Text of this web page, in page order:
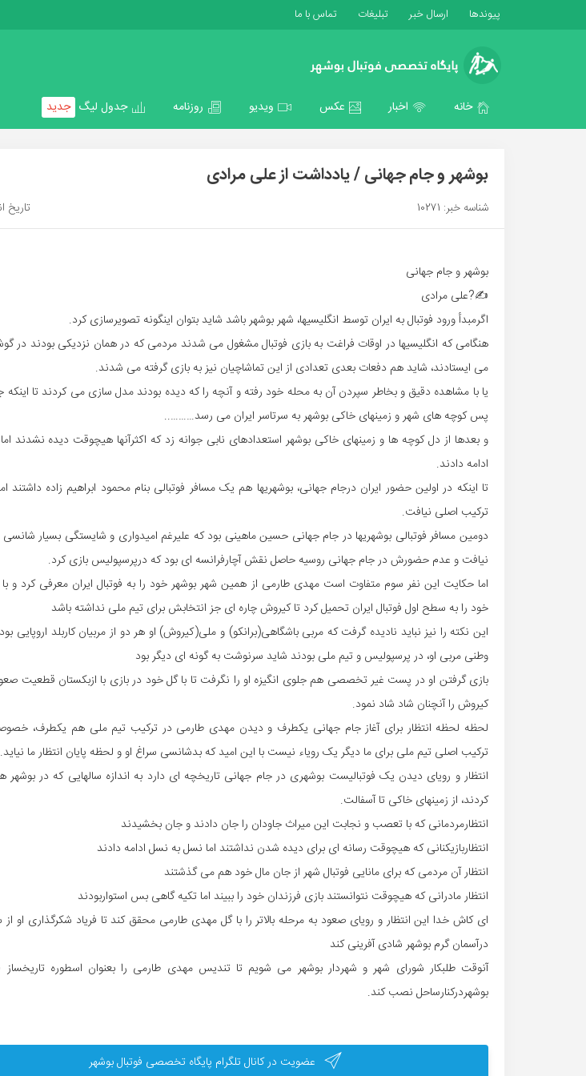
پیوندها ارسال خبر تبلیغات تماس با ما
خانه اخبار عکس ویدیو روزنامه جدول لیگ جدید
بوشهر و جام جهانی / یادداشت از علی مرادی
شناسه خبر: 10271 تاریخ
بوشهر و جام جهانی
✍?علی مرادی
اگرمبدأ ورود فوتبال به ایران توسط انگلیسیها، شهر بوشهر باشد شاید بتوان اینگونه تصویرسازی کرد.
هنگامی که انگلیسیها در اوقات فراغت به بازی فوتبال مشغول می شدند مردمی که در همان نزدیکی بودند در
می ایستادند، شاید هم دفعات بعدی تعدادی از این تماشاچیان نیز به بازی گرفته می شدند.
یا با مشاهده دقیق و بخاطر سپردن آن به محله خود رفته و آنچه را که دیده بودند مدل سازی می کردند تا اینکه
پس کوچه های شهر و زمینهای خاکی بوشهر به سرتاسر ایران می رسد………..
و بعدها از دل کوچه ها و زمینهای خاکی بوشهر استعدادهای نابی جوانه زد که اکثرآنها هیچوقت دیده نشدند
ادامه دادند.
تا اینکه در اولین حضور ایران درجام جهانی، بوشهریها هم یک مسافر فوتبالی بنام محمود ابراهیم زاده داشتند
ترکیب اصلی نیافت.
دومین مسافر فوتبالی بوشهریها در جام جهانی حسین ماهینی بود که علیرغم امیدواری و شایستگی بسیار شانسی
نیافت و عدم حضورش در جام جهانی روسیه حاصل نقش آچارفرانسه ای بود که درپرسپولیس بازی کرد.
اما حکایت این نفر سوم متفاوت است مهدی طارمی از همین شهر بوشهر خود را به فوتبال ایران معرفی کرد و
خود را به سطح اول فوتبال ایران تحمیل کرد تا کیروش چاره ای جز انتخابش برای تیم ملی نداشته باشد
این نکته را نیز نباید نادیده گرفت که مربی باشگاهی(برانکو) و ملی(کیروش) او هر دو از مربیان کاربلد اروپایی
وطنی مربی او، در پرسپولیس و تیم ملی بودند شاید سرنوشت به گونه ای دیگر بود
بازی گرفتن او در پست غیر تخصصی هم جلوی انگیزه او را نگرفت تا با گل خود در بازی با ازبکستان قطعیت
کیروش را آنچنان شاد شاد نمود.
لحظه لحظه انتظار برای آغاز جام جهانی یکطرف و دیدن مهدی طارمی در ترکیب تیم ملی هم یکطرف،
ترکیب اصلی تیم ملی برای ما دیگر یک رویاء نیست با این امید که بدشانسی سراغ او و لحظه پایان انتظار ما نیاید.
انتظار و رویای دیدن یک فوتبالیست بوشهری در جام جهانی تاریخچه ای دارد به اندازه سالهایی که در بوشهر
کردند، از زمینهای خاکی تا آسفالت.
انتظارمردمانی که با تعصب و نجابت این میراث جاودان را جان دادند و جان بخشیدند
انتظاربازیکنانی که هیچوقت رسانه ای برای دیده شدن نداشتند اما نسل به نسل ادامه دادند
انتظار آن مردمی که برای مانایی فوتبال شهر از جان مال خود هم می گذشتند
انتظار مادرانی که هیچوقت نتوانستند بازی فرزندان خود را ببیند اما تکیه گاهی بس استواربودند
ای کاش خدا این انتظار و رویای صعود به مرحله بالاتر را با گل مهدی طارمی محقق کند تا فریاد شکرگذاری او
درآسمان گرم بوشهر شادی آفرینی کند
آنوقت طلبکار شورای شهر و شهردار بوشهر می شویم تا تندیس مهدی طارمی را بعنوان اسطوره تاریخساز
بوشهردرکنارساحل نصب کند.
عضویت در کانال تلگرام پایگاه تخصصی فوتبال بوشهر